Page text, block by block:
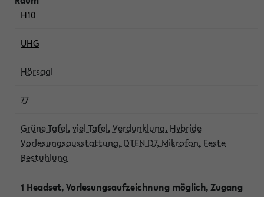
H10
UHG
Hörsaal
77
Grüne Tafel, viel Tafel, Verdunklung, Hybride
Vorlesungsausstattung, DTEN D7, Mikrofon, Feste
Bestuhlung
1 Headset, Vorlesungsaufzeichnung möglich, Zugang